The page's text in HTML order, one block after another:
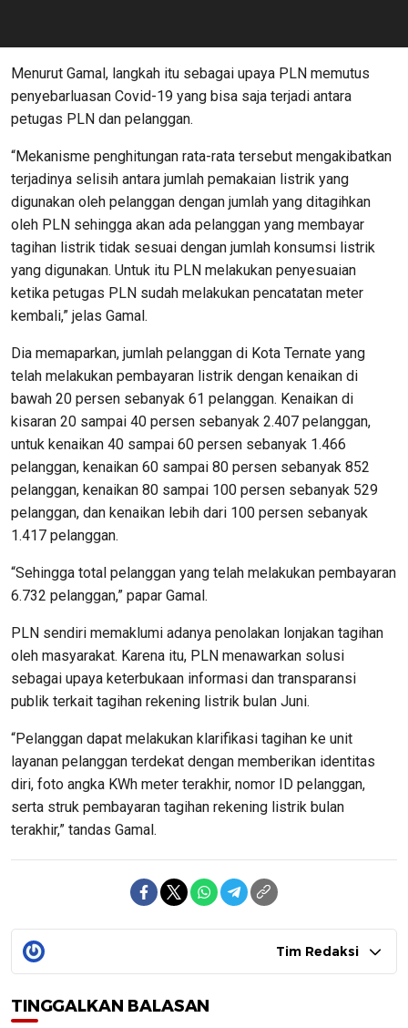
Menurut Gamal, langkah itu sebagai upaya PLN memutus
penyebarluasan Covid-19 yang bisa saja terjadi antara
petugas PLN dan pelanggan.
“Mekanisme penghitungan rata-rata tersebut mengakibatkan
terjadinya selisih antara jumlah pemakaian listrik yang
digunakan oleh pelanggan dengan jumlah yang ditagihkan
oleh PLN sehingga akan ada pelanggan yang membayar
tagihan listrik tidak sesuai dengan jumlah konsumsi listrik
yang digunakan. Untuk itu PLN melakukan penyesuaian
ketika petugas PLN sudah melakukan pencatatan meter
kembali,” jelas Gamal.
Dia memaparkan, jumlah pelanggan di Kota Ternate yang
telah melakukan pembayaran listrik dengan kenaikan di
bawah 20 persen sebanyak 61 pelanggan. Kenaikan di
kisaran 20 sampai 40 persen sebanyak 2.407 pelanggan,
untuk kenaikan 40 sampai 60 persen sebanyak 1.466
pelanggan, kenaikan 60 sampai 80 persen sebanyak 852
pelanggan, kenaikan 80 sampai 100 persen sebanyak 529
pelanggan, dan kenaikan lebih dari 100 persen sebanyak
1.417 pelanggan.
“Sehingga total pelanggan yang telah melakukan pembayaran
6.732 pelanggan,” papar Gamal.
PLN sendiri memaklumi adanya penolakan lonjakan tagihan
oleh masyarakat. Karena itu, PLN menawarkan solusi
sebagai upaya keterbukaan informasi dan transparansi
publik terkait tagihan rekening listrik bulan Juni.
“Pelanggan dapat melakukan klarifikasi tagihan ke unit
layanan pelanggan terdekat dengan memberikan identitas
diri, foto angka KWh meter terakhir, nomor ID pelanggan,
serta struk pembayaran tagihan rekening listrik bulan
terakhir,” tandas Gamal.
Tim Redaksi
TINGGALKAN BALASAN